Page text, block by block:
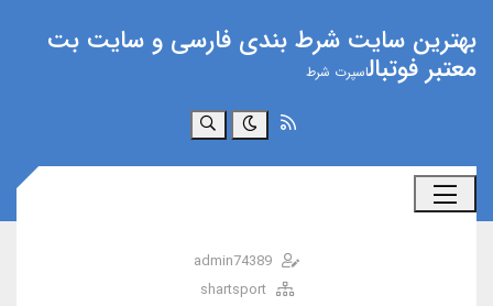
بهترین سایت شرط بندی فارسی و سایت بت
معتبر فوتبالاسپرت شرط
جستجو
admin74389
shartsport